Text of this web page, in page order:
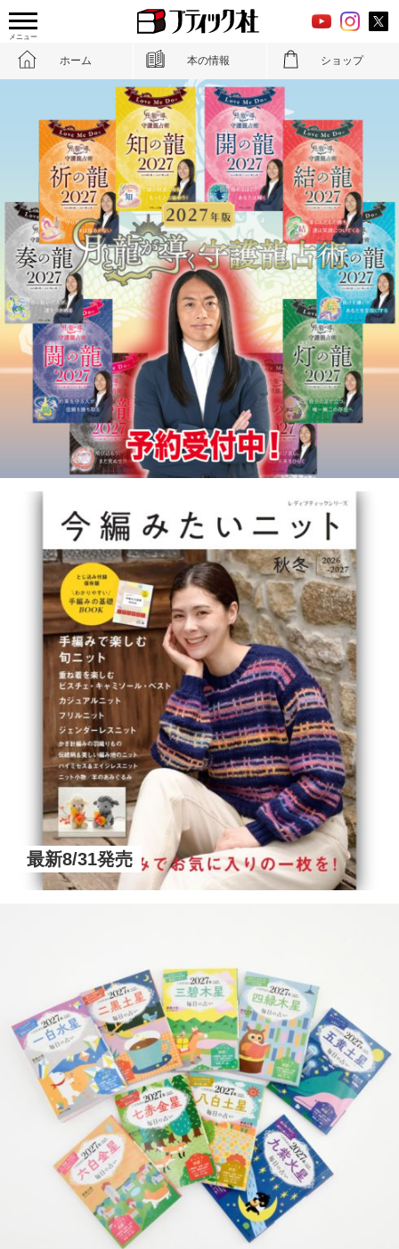
メニュー
ホーム 本の情報 ショップ
最新8/31発売